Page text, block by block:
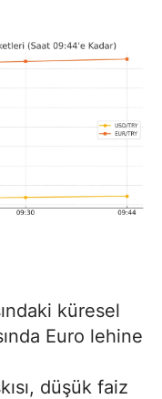
küresel
Euro lehine
düşük faiz